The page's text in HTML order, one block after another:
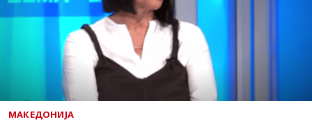
МАКЕДОНИЈА